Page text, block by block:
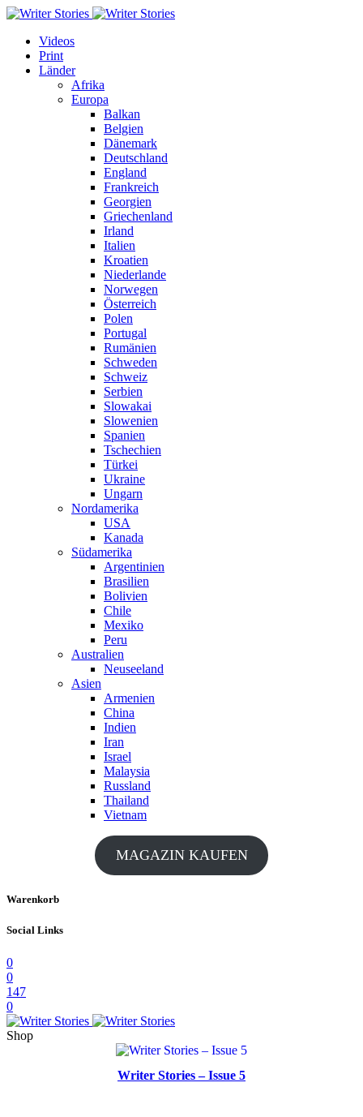
Videos
Print
Länder
Afrika
Europa
Balkan
Belgien
Dänemark
Deutschland
England
Frankreich
Georgien
Griechenland
Irland
Italien
Kroatien
Niederlande
Norwegen
Österreich
Polen
Portugal
Rumänien
Schweden
Schweiz
Serbien
Slowakai
Slowenien
Spanien
Tschechien
Türkei
Ukraine
Ungarn
Nordamerika
USA
Kanada
Südamerika
Argentinien
Brasilien
Bolivien
Chile
Mexiko
Peru
Australien
Neuseeland
Asien
Armenien
China
Indien
Iran
Israel
Malaysia
Russland
Thailand
Vietnam
MAGAZIN KAUFEN
Warenkorb
Social Links
0
0
147
0
Shop
Writer Stories – Issue 5